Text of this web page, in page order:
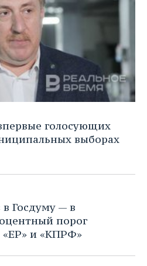
голосующих
выборах
Госдуму — в
порог
«ЕР» и «КПРФ»